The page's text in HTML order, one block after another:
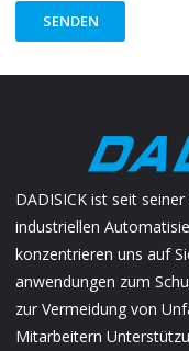
SENDEN
DADISICK ist seit
industriellen
konzentrieren uns auf
anwendungen zum
zur Vermeidung von
Mitarbeitern